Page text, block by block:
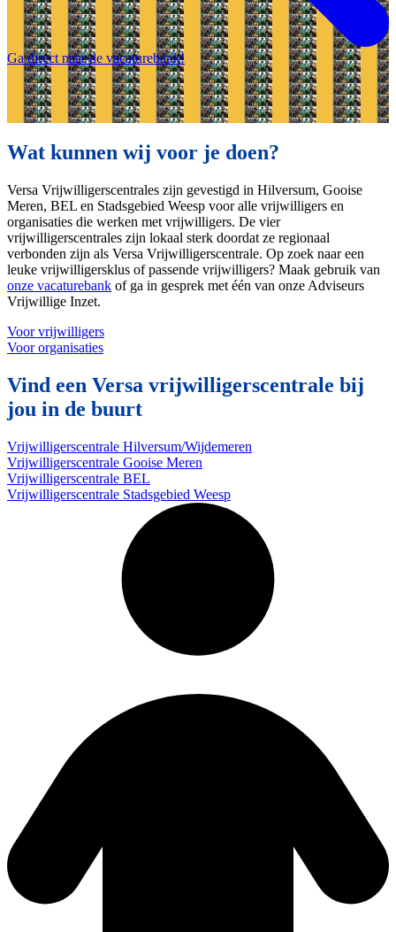
Ga direct naar de vacaturebank!
Wat kunnen wij voor je doen?
Versa Vrijwilligerscentrales zijn gevestigd in Hilversum, Gooise
Meren, BEL en Stadsgebied Weesp voor alle vrijwilligers en
organisaties die werken met vrijwilligers. De vier
vrijwilligerscentrales zijn lokaal sterk doordat ze regionaal
verbonden zijn als Versa Vrijwilligerscentrale. Op zoek naar een
leuke vrijwilligersklus of passende vrijwilligers? Maak gebruik van
onze vacaturebank of ga in gesprek met één van onze Adviseurs
Vrijwillige Inzet.
Voor vrijwilligers
Voor organisaties
Vind een Versa vrijwilligerscentrale bij
jou in de buurt
Vrijwilligerscentrale Hilversum/Wijdemeren
Vrijwilligerscentrale Gooise Meren
Vrijwilligerscentrale BEL
Vrijwilligerscentrale Stadsgebied Weesp